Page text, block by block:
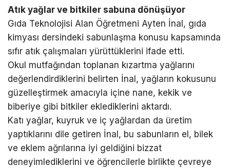
Atık yağlar ve bitkiler sabuna dönüşüyor
Gıda Teknolojisi Alan Öğretmeni Ayten İnal, gıda
kimyası dersindeki sabunlaşma konusu kapsamında
sıfır atık çalışmaları yürüttüklerini ifade etti.
Okul mutfağından toplanan kızartma yağlarını
değerlendirdiklerini belirten İnal, yağların kokusunu
güzelleştirmek amacıyla içine nane, kekik ve
biberiye gibi bitkiler eklediklerini aktardı.
Katı yağlar, kuyruk ve iç yağlardan da üretim
yaptıklarını dile getiren İnal, bu sabunların el, bilek
ve eklem ağrılarına iyi geldiğini bizzat
deneyimlediklerini ve öğrencilerle birlikte çevreye